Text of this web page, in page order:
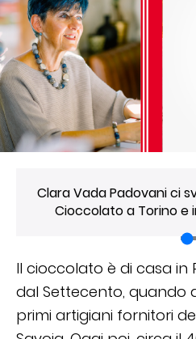
Clara Vada Padovani ci
Cioccolato a Torino e
Il cioccolato è di casa in
dal Settecento, quando
primi artigiani fornitori